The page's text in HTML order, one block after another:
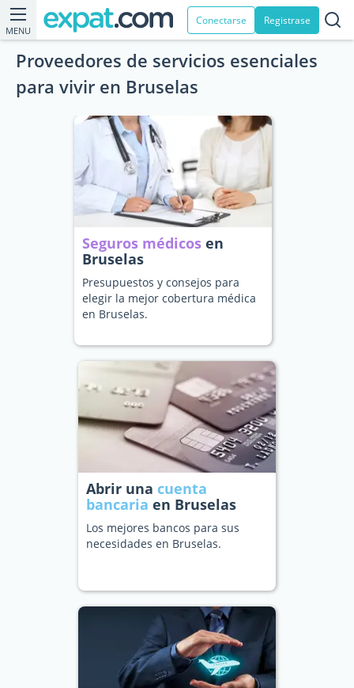
MENU
Conectarse Registrase
Proveedores de servicios esenciales
para vivir en Bruselas
Seguros médicos en
Bruselas
Presupuestos y consejos para
elegir la mejor cobertura médica
en Bruselas.
Abrir una cuenta
bancaria en Bruselas
Los mejores bancos para sus
necesidades en Bruselas.